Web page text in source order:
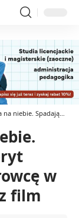
uchwycony przez kierowcę w Kołaczycach. Zobacz film
w
film